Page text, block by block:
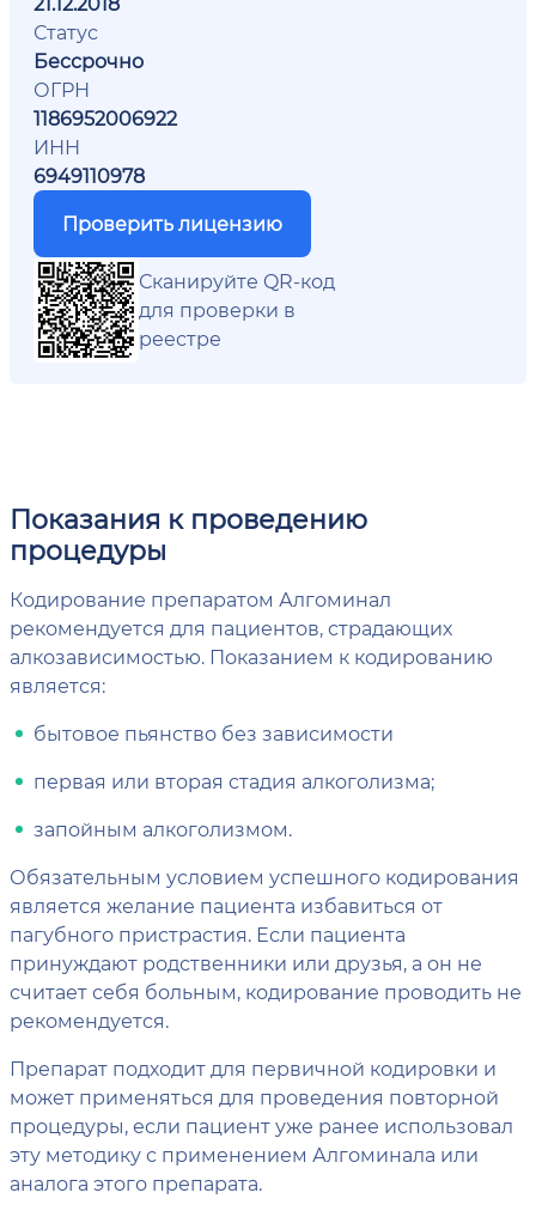
Статус
Бессрочно
ОГРН
1186952006922
ИНН
6949110978
Проверить лицензию
Сканируйте QR-код
для проверки в
реестре
Показания к проведению
процедуры
Кодирование препаратом Алгоминал
рекомендуется для пациентов, страдающих
алкозависимостью. Показанием к кодированию
является:
бытовое пьянство без зависимости
первая или вторая стадия алкоголизма;
запойным алкоголизмом.
Обязательным условием успешного кодирования
является желание пациента избавиться от
пагубного пристрастия. Если пациента
принуждают родственники или друзья, а он не
считает себя больным, кодирование проводить не
рекомендуется.
Препарат подходит для первичной кодировки и
может применяться для проведения повторной
процедуры, если пациент уже ранее использовал
эту методику с применением Алгоминала или
аналога этого препарата.